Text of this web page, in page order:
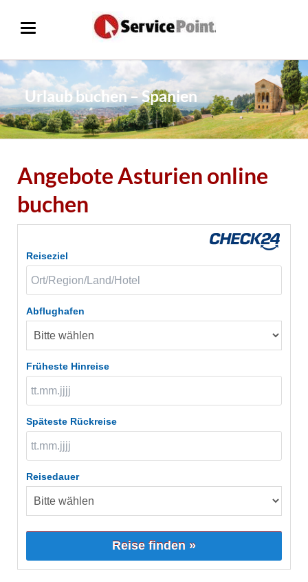
Urlaub buchen – Spanien
Angebote Asturien online
buchen
Reiseziel
Abflughafen
Früheste Hinreise
Späteste Rückreise
Reisedauer
Reise finden »